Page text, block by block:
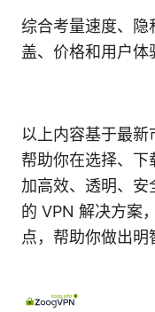
综合考量速度、隐
盖、价格和用户体
以上内容基于最
帮助你在选择、下
加高效、透明、
的 VPN 解决方案
点，帮助你做出明